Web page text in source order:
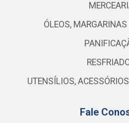
ÓLEOS, MARGARINAS
UTENSÍLIOS,
Fale